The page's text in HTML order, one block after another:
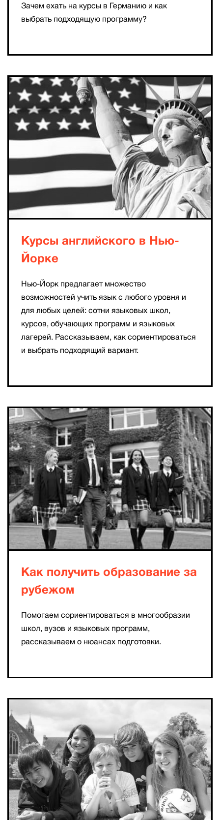
Зачем ехать на курсы в Германию и как
выбрать подходящую программу?
Курсы английского в Нью-
Йорке
Нью-Йорк предлагает множество
возможностей учить язык с любого уровня и
для любых целей: сотни языковых школ,
курсов, обучающих программ и языковых
лагерей. Рассказываем, как сориентироваться
и выбрать подходящий вариант.
Как получить образование за
рубежом
Помогаем сориентироваться в многообразии
школ, вузов и языковых программ,
рассказываем о нюансах подготовки.